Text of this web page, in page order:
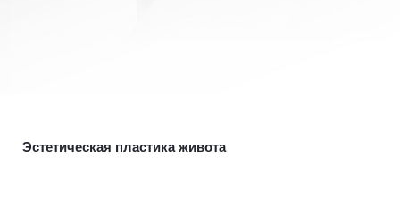
Эстетическая пластика живота